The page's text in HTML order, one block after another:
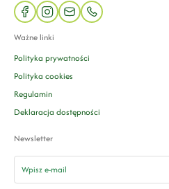
facebookinstagram
mail phone
Ważne linki
Polityka prywatności
Polityka cookies
Regulamin
Deklaracja dostępności
Newsletter
email